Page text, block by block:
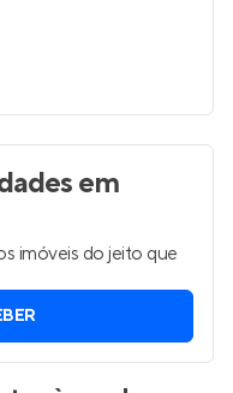
em
imóveis do jeito que